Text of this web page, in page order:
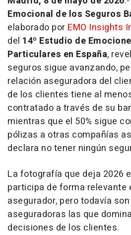
Emocional de los Seguros
elaborado por EMO Insights
del 14º Estudio de
Particulares en España,
seguros sigue avanzando,
relación aseguradora del
de los clientes tiene al
contratado a través de su
mientras que el 50% sigue
pólizas a otras compañías
declara no tener ningún
La fotografía que deja 2026
participa de forma relevante
asegurador, pero todavía
aseguradoras las que
decisiones de los clientes.